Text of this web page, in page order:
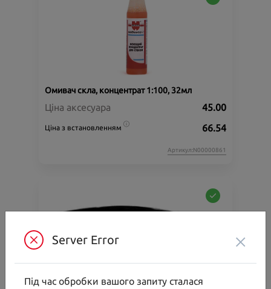
Омивач скла, концентрат 1:100, 32мл
Ціна аксесуара 45.00
Ціна з встановленням 66.54
Артикул:N00000861
Server Error ×
Під час обробки вашого запиту сталася